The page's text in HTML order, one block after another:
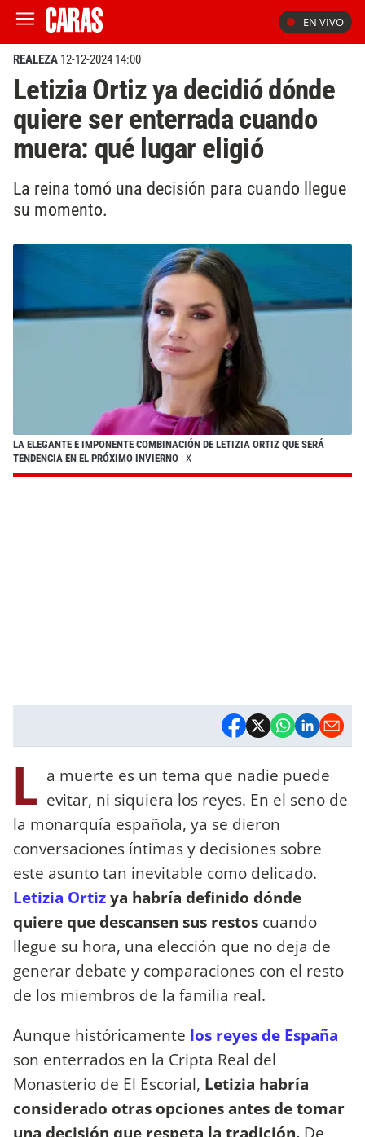
EN VIVO
REALEZA 12-12-2024 14:00
Letizia Ortiz ya decidió dónde
quiere ser enterrada cuando
muera: qué lugar eligió
La reina tomó una decisión para cuando llegue
su momento.
LA ELEGANTE E IMPONENTE COMBINACIÓN DE LETIZIA ORTIZ QUE SERÁ
TENDENCIA EN EL PRÓXIMO INVIERNO | X
L a muerte es un tema que nadie puede
evitar, ni siquiera los reyes. En el seno de
la monarquía española, ya se dieron
conversaciones íntimas y decisiones sobre
este asunto tan inevitable como delicado.
Letizia Ortizya habría definido dónde
quiere que descansen sus restos cuando
llegue su hora, una elección que no deja de
generar debate y comparaciones con el resto
de los miembros de la familia real.
Aunque históricamente los reyes de España
son enterrados en la Cripta Real del
Monasterio de El Escorial, Letizia habría
considerado otras opciones antes de tomar
una decisión que respeta la tradición. De